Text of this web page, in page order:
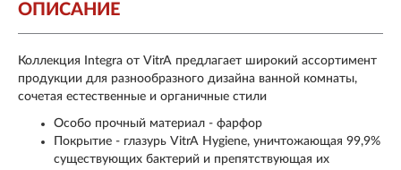
ОПИСАНИЕ
Коллекция Integra от VitrA предлагает широкий ассортимент
продукции для разнообразного дизайна ванной комнаты,
сочетая естественные и органичные стили
Особо прочный материал - фарфор
Покрытие - глазурь VitrA Hygiene, уничтожающая 99,9%
существующих бактерий и препятствующая их